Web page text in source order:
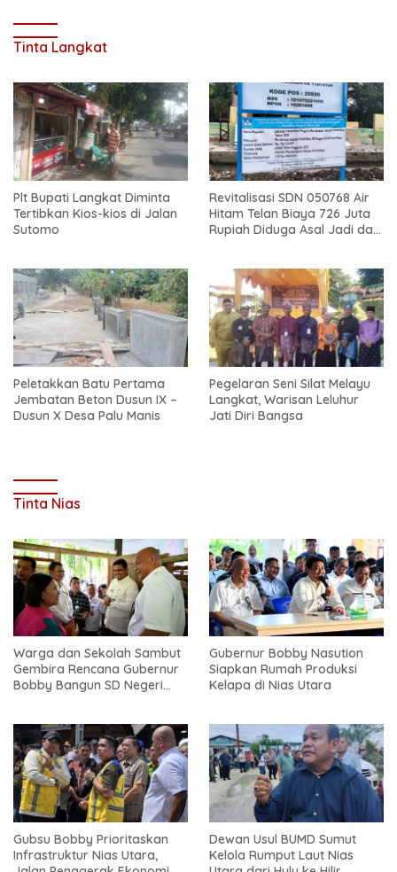
Tinta Langkat
Plt Bupati Langkat Diminta
Tertibkan Kios-kios di Jalan
Sutomo
Revitalisasi SDN 050768 Air
Hitam Telan Biaya 726 Juta
Rupiah Diduga Asal Jadi dan
Peletakkan Batu Pertama
Jembatan Beton Dusun IX –
Dusun X Desa Palu Manis
Pegelaran Seni Silat Melayu
Langkat, Warisan Leluhur
Jati Diri Bangsa
Tinta Nias
Warga dan Sekolah Sambut
Gembira Rencana Gubernur
Bobby Bangun SD Negeri
Gubernur Bobby Nasution
Siapkan Rumah Produksi
Kelapa di Nias Utara
Gubsu Bobby Prioritaskan
Infrastruktur Nias Utara,
Dewan Usul BUMD Sumut
Kelola Rumput Laut Nias